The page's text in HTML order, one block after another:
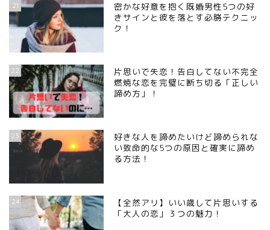
21
密かな好意を抱く既婚男性5つの好
きサインと彼を落とす必勝テクニッ
ク！
22
片思いで失恋！告白してない不完全
燃焼な恋を完璧に断ち切る「正しい
諦め方」！
23
好きな人を諦めたいけど諦められな
い致命的な5つの原因と確実に諦め
る方法！
24
【全然アリ】いい歳して片思いする
「大人の恋」３つの魅力！